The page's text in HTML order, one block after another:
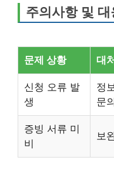
주의사항 및 대
문제 상황 대
신청 오류 발
생
정
문의
증빙 서류 미
비
보